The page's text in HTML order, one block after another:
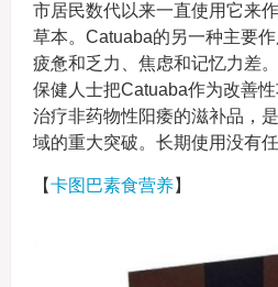
市居民数代以来一直使用它来
草本。Catuaba的另一种主要
疲惫和乏力、焦虑和记忆力差
保健人士把Catuaba作为改善
治疗非药物性阳痿的滋补品，
域的重大突破。长期使用没有任
【卡图巴素食营养】